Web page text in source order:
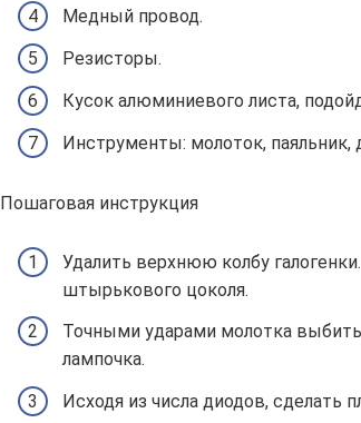
Медный провод.
Резисторы.
Кусок алюминиевого листа,
Инструменты: молоток, паяльник,
Пошаговая инструкция
Удалить верхнюю колбу
штырькового цоколя.
Точными ударами молотка
лампочка.
Исходя из числа диодов, сделать